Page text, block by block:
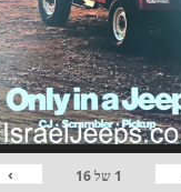
1 של16
›